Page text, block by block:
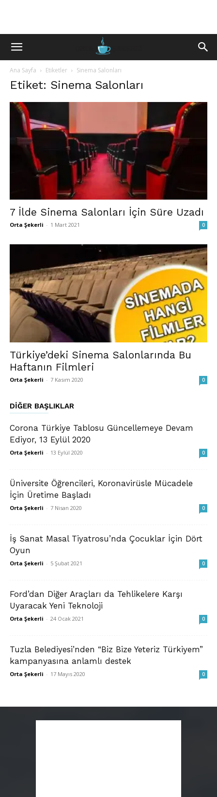
Ana Sayfa Etiketler Sinema Salonları
Etiket: Sinema Salonları
7 İlde Sinema Salonları İçin Süre Uzadı
Orta Şekerli - 1 Mart 2021 0
Türkiye’deki Sinema Salonlarında Bu
Haftanın Filmleri
Orta Şekerli - 7 Kasım 2020 0
DIĞER BAŞLIKLAR
Corona Türkiye Tablosu Güncellemeye Devam
Ediyor, 13 Eylül 2020
Orta Şekerli - 13 Eylül 2020 0
Üniversite Öğrencileri, Koronavirüsle Mücadele
İçin Üretime Başladı
Orta Şekerli - 7 Nisan 2020 0
İş Sanat Masal Tiyatrosu’nda Çocuklar İçin Dört
Oyun
Orta Şekerli - 5 Şubat 2021 0
Ford’dan Diğer Araçları da Tehlikelere Karşı
Uyaracak Yeni Teknoloji
Orta Şekerli - 24 Ocak 2021 0
Tuzla Belediyesi’nden “Biz Bize Yeteriz Türkiyem”
kampanyasına anlamlı destek
Orta Şekerli - 17 Mayıs 2020 0